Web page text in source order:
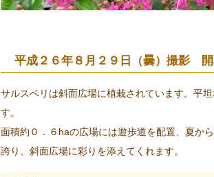
平成２６年８月２９日（曇）撮影
サルスベリは斜面広場に植栽されています。平
す。
面積約０．６haの広場には遊歩道を配置、夏か
誇り、斜面広場に彩りを添えてくれます。